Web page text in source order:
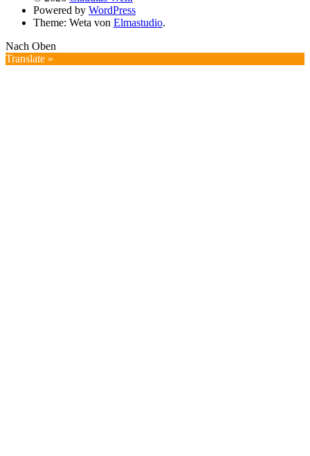
Powered by WordPress
Theme: Weta von Elmastudio.
Nach Oben
Translate »